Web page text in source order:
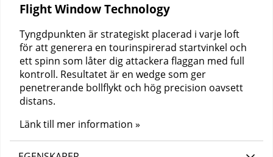
Flight Window Technology
Tyngdpunkten är strategiskt placerad i varje loft
för att generera en tourinspirerad startvinkel och
ett spinn som låter dig attackera flaggan med full
kontroll. Resultatet är en wedge som ger
penetrerande bollflykt och hög precision oavsett
distans.
Länk till mer information »